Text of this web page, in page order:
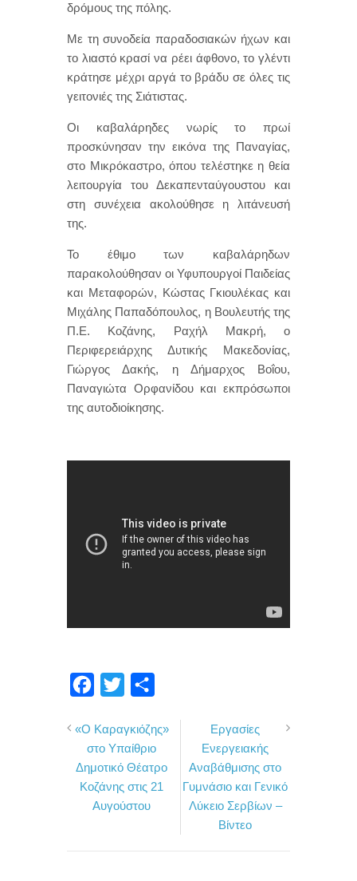
δρόμους της πόλης.
Με τη συνοδεία παραδοσιακών ήχων και
το λιαστό κρασί να ρέει άφθονο, το γλέντι
κράτησε μέχρι αργά το βράδυ σε όλες τις
γειτονιές της Σιάτιστας.
Οι καβαλάρηδες νωρίς το πρωί
προσκύνησαν την εικόνα της Παναγίας,
στο Μικρόκαστρο, όπου τελέστηκε η θεία
λειτουργία του Δεκαπενταύγουστου και
στη συνέχεια ακολούθησε η λιτάνευσή
της.
Το έθιμο των καβαλάρηδων
παρακολούθησαν οι Υφυπουργοί Παιδείας
και Μεταφορών, Κώστας Γκιουλέκας και
Μιχάλης Παπαδόπουλος, η Βουλευτής της
Π.Ε. Κοζάνης, Ραχήλ Μακρή, ο
Περιφερειάρχης Δυτικής Μακεδονίας,
Γιώργος Δακής, η Δήμαρχος Βοΐου,
Παναγιώτα Ορφανίδου και εκπρόσωποι
της αυτοδιοίκησης.
c
e
b
o
i
t
t
e
ι
ρ
α
«Ο Καραγκιόζης»
στο Υπαίθριο
Δημοτικό Θέατρο
Κοζάνης στις 21
Αυγούστου
Εργασίες
Ενεργειακής
Αναβάθμισης στο
Γυμνάσιο και Γενικό
Λύκειο Σερβίων –
Βίντεο